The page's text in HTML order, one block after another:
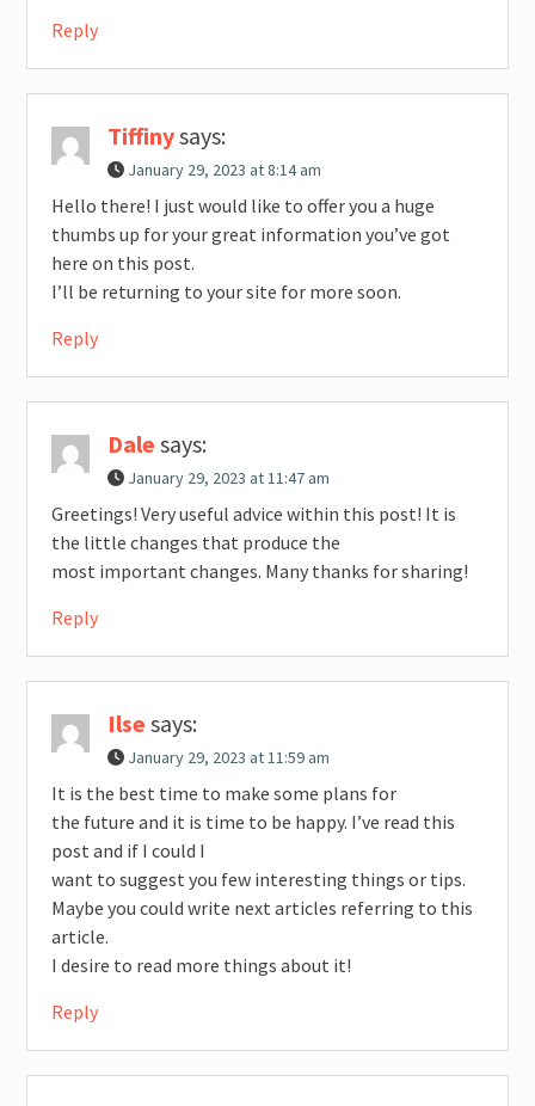
Reply
Tiffinysays:
January 29, 2023 at 8:14 am
Hello there! I just would like to offer you a huge
thumbs up for your great information you’ve got
here on this post.
I’ll be returning to your site for more soon.
Reply
Dale says:
January 29, 2023 at 11:47 am
Greetings! Very useful advice within this post! It is
the little changes that produce the
most important changes. Many thanks for sharing!
Reply
Ilse says:
January 29, 2023 at 11:59 am
It is the best time to make some plans for
the future and it is time to be happy. I’ve read this
post and if I could I
want to suggest you few interesting things or tips.
Maybe you could write next articles referring to this
article.
I desire to read more things about it!
Reply